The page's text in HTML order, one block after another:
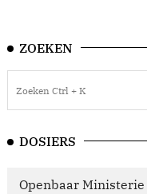
ZOEKEN
DOSIERS
Openbaar Ministerie